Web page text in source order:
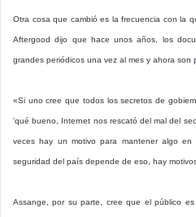
Otra cosa que cambió es la frecuencia con la
Aftergood dijo que hace unos años, los
grandes periódicos una vez al mes y ahora son
«Si uno cree que todos los secretos de
'qué bueno, Internet nos rescató del mal del
veces hay un motivo para mantener algo
seguridad del país depende de eso, hay
Assange, por su parte, cree que el público